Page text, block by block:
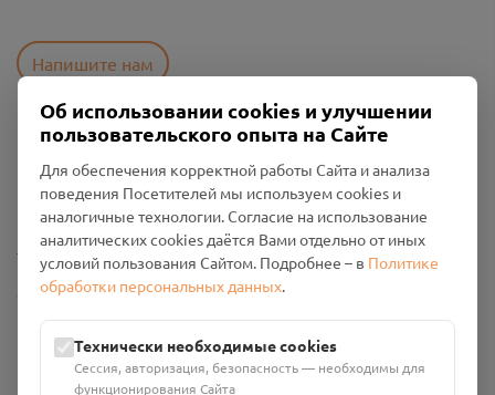
Напишите нам
Политика конфиденциальности
Промо-материалы
Настройки cookies
Общество с ограниченной ответственностью «Смоленский
Проект Помним»
ИНН: 6700029207 ОГРН: 1256700001986
Юридический адрес: 216790, Смоленская область, р-н
Руднянский, г. Рудня, улица Западная, д. 26А, пом. 18
Об использовании cookies и улучшении
пользовательского опыта на Сайте
Для обеспечения корректной работы Сайта и анализа
поведения Посетителей мы используем cookies и
аналогичные технологии. Согласие на использование
аналитических cookies даётся Вами отдельно от иных
условий пользования Сайтом. Подробнее – в Политике
обработки персональных данных.
Технически необходимые cookies
Сессия, авторизация, безопасность — необходимы для
функционирования Сайта